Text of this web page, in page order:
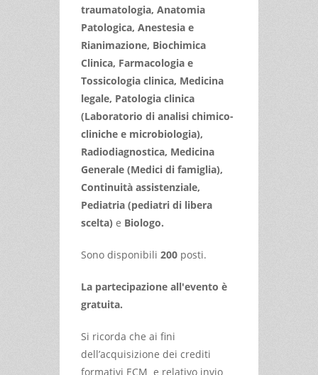
traumatologia, Anatomia
Patologica, Anestesia e
Rianimazione, Biochimica
Clinica, Farmacologia e
Tossicologia clinica, Medicina
legale, Patologia clinica
(Laboratorio di analisi chimico-
cliniche e microbiologia),
Radiodiagnostica, Medicina
Generale (Medici di famiglia),
Continuità assistenziale,
Pediatria (pediatri di libera
scelta) e Biologo.
Sono disponibili 200 posti.
La partecipazione all'evento è
gratuita.
Si ricorda che ai fini
dell’acquisizione dei crediti
formativi ECM e relativo invio